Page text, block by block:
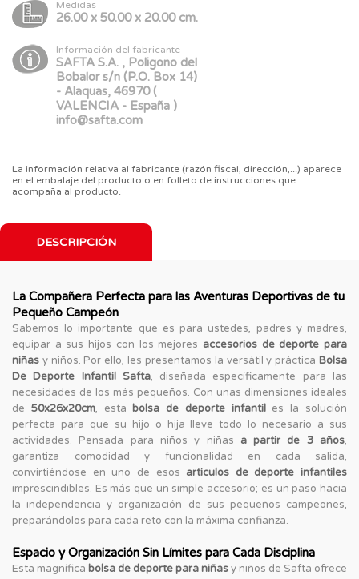
Medidas
26.00 x 50.00 x 20.00 cm.
Información del fabricante
SAFTA S.A. , Poligono del
Bobalor s/n (P.O. Box 14)
- Alaquas, 46970 (
VALENCIA - España )
info@safta.com
La información relativa al fabricante (razón fiscal, dirección,...) aparece
en el embalaje del producto o en folleto de instrucciones que
acompaña al producto.
DESCRIPCIÓN
La Compañera Perfecta para las Aventuras Deportivas de tu
Pequeño Campeón
Sabemos lo importante que es para ustedes, padres y madres,
equipar a sus hijos con los mejores accesorios de deporte para
niñas y niños. Por ello, les presentamos la versátil y práctica Bolsa
De Deporte Infantil Safta, diseñada específicamente para las
necesidades de los más pequeños. Con unas dimensiones ideales
de 50x26x20cm, estabolsa de deporte infantiles la solución
perfecta para que su hijo o hija lleve todo lo necesario a sus
actividades. Pensada para niños y niñas a partir de 3 años,
garantiza comodidad y funcionalidad en cada salida,
convirtiéndose en uno de esos articulos de deporte infantiles
imprescindibles. Es más que un simple accesorio; es un paso hacia
la independencia y organización de sus pequeños campeones,
preparándolos para cada reto con la máxima confianza.
Espacio y Organización Sin Límites para Cada Disciplina
Esta magnífica bolsa de deporte para niñasy niños de Safta ofrece